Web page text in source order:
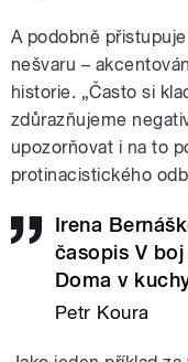
A podobně
nešvaru –
historie. „Často si
zdůrazňujeme
upozorňovat i na to
protinacistického
Irena
časopis V
Doma v
Petr Koura